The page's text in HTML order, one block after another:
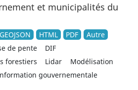
et municipalités du
GEOJSON HTML PDF Autre
de pente
DIF
forestiers
Lidar
Modélisation
gouvernementale